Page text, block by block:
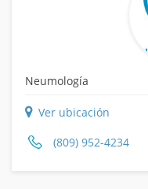
Neumología
Ver ubicación
(809) 952-4234